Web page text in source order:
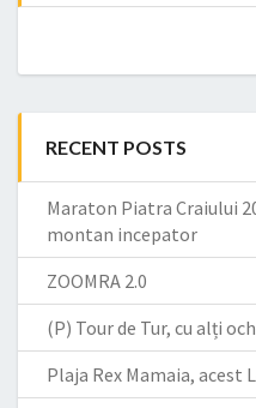
RECENT POSTS
Maraton Piatra Craiului
montan incepator
ZOOMRA 2.0
(P) Tour de Tur, cu alți
Plaja Rex Mamaia,